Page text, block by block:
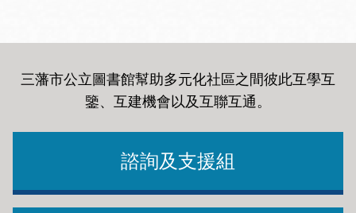
三藩市公立圖書館幫助多元化社區之間彼此互學互
鑒、互建機會以及互聯互通 。
諮詢及支援組